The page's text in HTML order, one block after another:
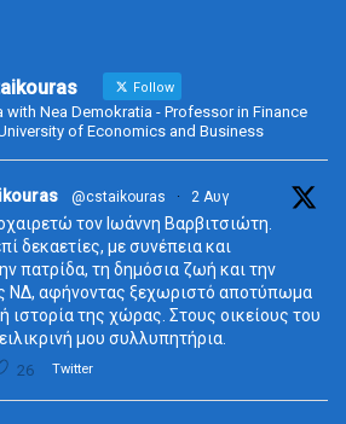
Follow
with Nea Demokratia - Professor in Finance
of Economics and Business
@cstaikouras · 2 Αυγ
τον Ιωάννη Βαρβιτσιώτη.
δεκαετίες, με συνέπεια και
πατρίδα, τη δημόσια ζωή και την
ΝΔ, αφήνοντας ξεχωριστό αποτύπωμα
ιστορία της χώρας. Στους οικείους του
μου συλλυπητήρια.
26 Twitter